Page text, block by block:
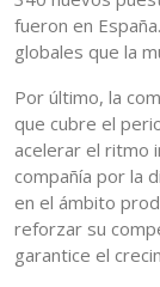
fueron en
globales que la
Por último, la
que cubre el
acelerar el ritmo
compañía por la
en el ámbito
reforzar su
garantice el